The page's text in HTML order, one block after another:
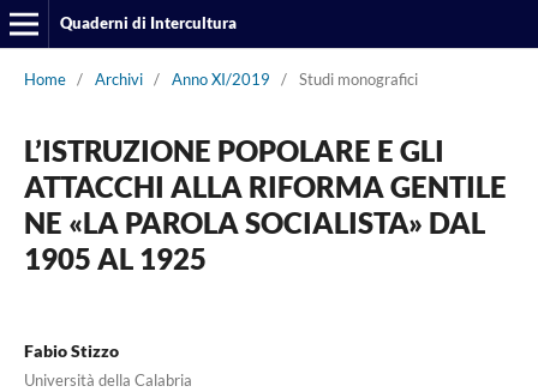
Quaderni di Intercultura
Home / Archivi / Anno XI/2019 / Studi monografici
L’ISTRUZIONE POPOLARE E GLI
ATTACCHI ALLA RIFORMA GENTILE
NE «LA PAROLA SOCIALISTA» DAL
1905 AL 1925
Fabio Stizzo
Università della Calabria